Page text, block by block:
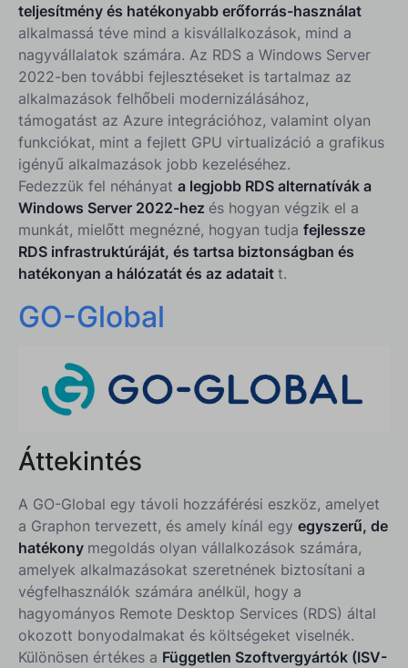
teljesítmény és hatékonyabb erőforrás-használat
alkalmassá téve mind a kisvállalkozások, mind a
nagyvállalatok számára. Az RDS a Windows Server
2022-ben további fejlesztéseket is tartalmaz az
alkalmazások felhőbeli modernizálásához,
támogatást az Azure integrációhoz, valamint olyan
funkciókat, mint a fejlett GPU virtualizáció a grafikus
igényű alkalmazások jobb kezeléséhez.
Fedezzük fel néhányat a legjobb RDS alternatívák a
Windows Server 2022-hez és hogyan végzik el a
munkát, mielőtt megnézné, hogyan tudja fejlessze
RDS infrastruktúráját, és tartsa biztonságban és
hatékonyan a hálózatát és az adatait t.
GO-Global
Áttekintés
A GO-Global egy távoli hozzáférési eszköz, amelyet
a Graphon tervezett, és amely kínál egy egyszerű, de
hatékony megoldás olyan vállalkozások számára,
amelyek alkalmazásokat szeretnének biztosítani a
végfelhasználók számára anélkül, hogy a
hagyományos Remote Desktop Services (RDS) által
okozott bonyodalmakat és költségeket viselnék.
Különösen értékes a Független Szoftvergyártók (ISV-